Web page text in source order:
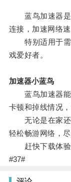
蓝鸟加速器是
连接，加速网络
特别适用于需
戏爱好者。
加速器小蓝鸟
蓝鸟加速器能
卡顿和掉线情况
无论是在家还
轻松畅游网络，
赶快下载体验
#37#